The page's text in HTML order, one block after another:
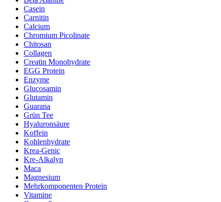
Casein
Carnitin
Calcium
Chromium Picolinate
Chitosan
Collagen
Creatin Monohydrate
EGG Protein
Enzyme
Glucosamin
Glutamin
Guarana
Grün Tee
Hyaluronsäure
Koffein
Kohlenhydrate
Krea-Genic
Kre-Alkalyn
Maca
Magnesium
Mehrkomponenten Protein
Vitamine